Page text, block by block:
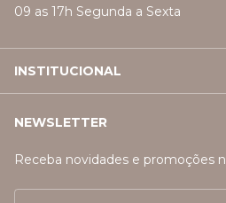
09 as 17h Segunda a Sexta
INSTITUCIONAL
NEWSLETTER
Receba novidades e promoções